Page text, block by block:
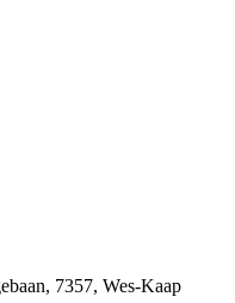
7357, Wes-Kaap